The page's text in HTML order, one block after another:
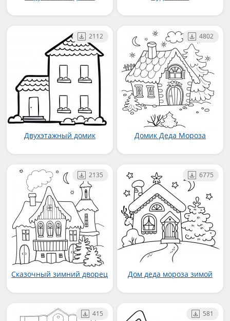
Двухэтажный домик
2112
Домик Деда Мороза
4802
Сказочный зимний дворец
2135
Дом деда мороза зимой
6775
415 581